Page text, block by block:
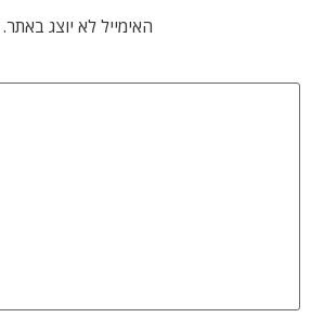
האימייל לא יוצג באתר.